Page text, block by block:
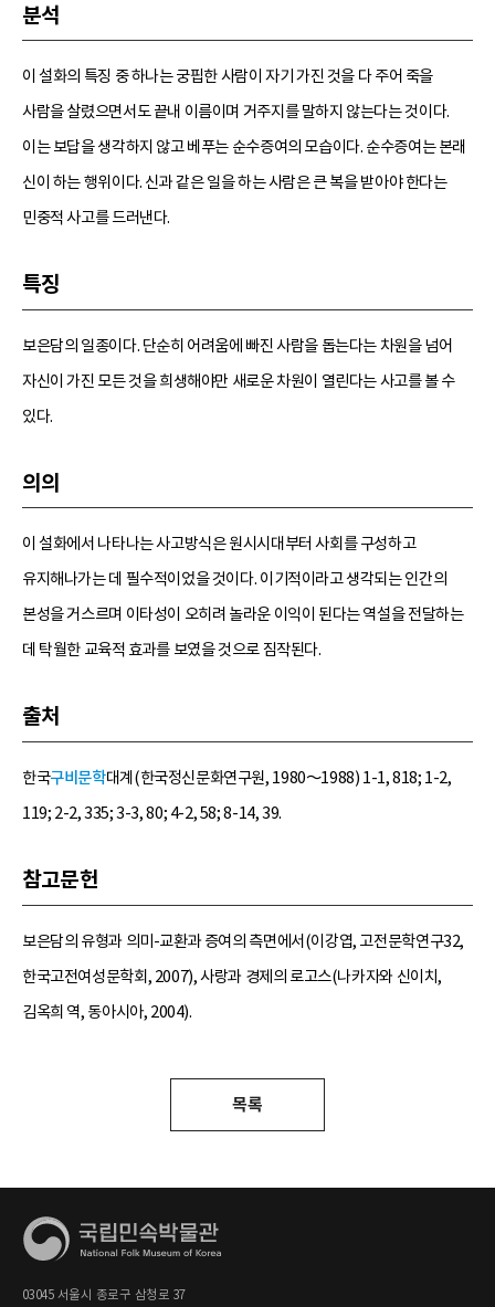
분석
이 설화의 특징 중 하나는 궁핍한 사람이 자기 가진 것을 다 주어 죽을
사람을 살렸으면서도 끝내 이름이며 거주지를 말하지 않는다는 것이다.
이는 보답을 생각하지 않고 베푸는 순수증여의 모습이다. 순수증여는 본래
신이 하는 행위이다. 신과 같은 일을 하는 사람은 큰 복을 받아야 한다는
민중적 사고를 드러낸다.
특징
보은담의 일종이다. 단순히 어려움에 빠진 사람을 돕는다는 차원을 넘어
자신이 가진 모든 것을 희생해야만 새로운 차원이 열린다는 사고를 볼 수
있다.
의의
이 설화에서 나타나는 사고방식은 원시시대부터 사회를 구성하고
유지해나가는 데 필수적이었을 것이다. 이기적이라고 생각되는 인간의
본성을 거스르며 이타성이 오히려 놀라운 이익이 된다는 역설을 전달하는
데 탁월한 교육적 효과를 보였을 것으로 짐작된다.
출처
한국구비문학대계(한국정신문화연구원, 1980～1988) 1-1, 818; 1-2,
119; 2-2, 335; 3-3, 80; 4-2, 58; 8-14, 39.
참고문헌
보은담의 유형과 의미-교환과 증여의 측면에서(이강엽, 고전문학연구32,
한국고전여성문학회, 2007), 사랑과 경제의 로고스(나카자와 신이치,
김옥희 역, 동아시아, 2004).
목록
03045 서울시 종로구 삼청로 37